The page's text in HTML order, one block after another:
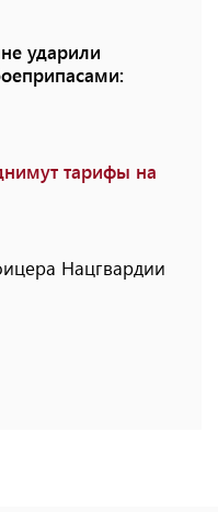
ударили
тарифы на
Нацгвардии